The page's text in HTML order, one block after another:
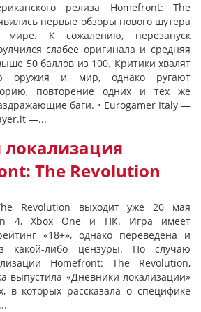
релиза Homefront: The
первые обзоры нового шутера
мире. К сожалению, перезапуск
слабее оригинала и средняя
50 баллов из 100. Критики хвалят
оружия и мир, однако ругают
повторение одних и тех же
баги. • Eurogamer Italy —
—...
локализация
The Revolution
Revolution выходит уже 20 мая
4, Xbox One и ПК. Игра имеет
«18+», однако переведена и
какой-либо цензуры. По случаю
Homefront: The Revolution,
выпустила «Дневники локализации»
в которых рассказала о специфике